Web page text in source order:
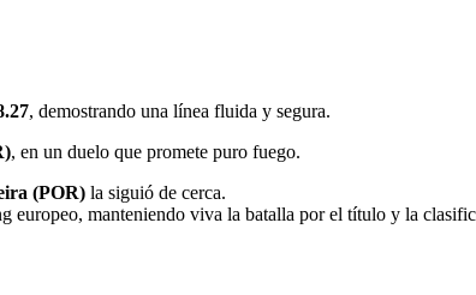
, demostrando una línea fluida y segura.
, en un duelo que promete puro fuego.
(POR) la siguió de cerca.
europeo, manteniendo viva la batalla por el título y la